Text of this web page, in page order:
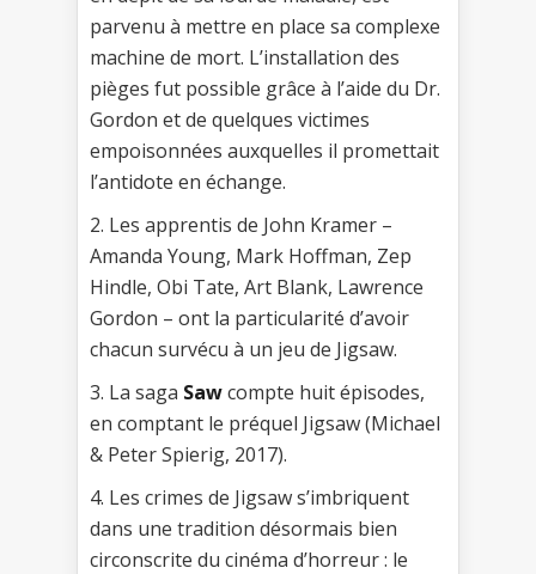
parvenu à mettre en place sa complexe
machine de mort. L’installation des
pièges fut possible grâce à l’aide du Dr.
Gordon et de quelques victimes
empoisonnées auxquelles il promettait
l’antidote en échange.
2. Les apprentis de John Kramer –
Amanda Young, Mark Hoffman, Zep
Hindle, Obi Tate, Art Blank, Lawrence
Gordon – ont la particularité d’avoir
chacun survécu à un jeu de Jigsaw.
3. La saga Sawcompte huit épisodes,
en comptant le préquel Jigsaw (Michael
& Peter Spierig, 2017).
4. Les crimes de Jigsaw s’imbriquent
dans une tradition désormais bien
circonscrite du cinéma d’horreur : le